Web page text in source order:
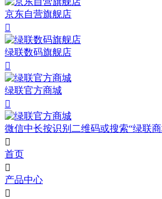
京东自营旗舰店

绿联数码旗舰店

绿联官方商城

微信中长按识别二维码或搜索“绿联

首页

产品中心
